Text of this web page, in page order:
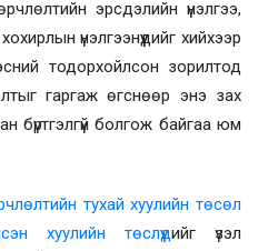
эрсдэлийн үнэлгээ,
үнэлгээнүүдийг хийхээр
тодорхойлсон зорилтод
гаргаж өгснөөр энэ зах
бүртгэлгүй болгож байгаа юм
тухай хуулийн төсөл
хуулийн төслүүдийг үзэл